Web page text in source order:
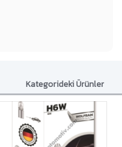
Kategorideki Ürünler